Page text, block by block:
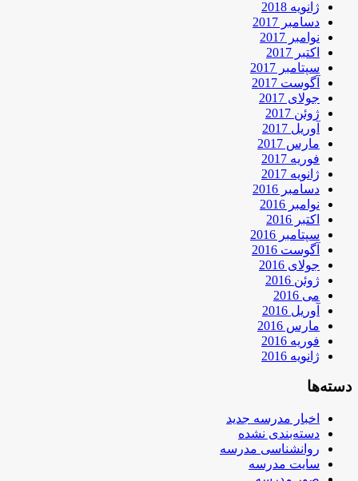
ژانویه 2018
دسامبر 2017
نوامبر 2017
اکتبر 2017
سپتامبر 2017
آگوست 2017
جولای 2017
ژوئن 2017
آوریل 2017
مارس 2017
فوریه 2017
ژانویه 2017
دسامبر 2016
نوامبر 2016
اکتبر 2016
سپتامبر 2016
آگوست 2016
جولای 2016
ژوئن 2016
می 2016
آوریل 2016
مارس 2016
فوریه 2016
ژانویه 2016
دسته‌ها
اخبار مدرسه جدید
دسته‌بندی نشده
روانشناسی مدرسه
سایت مدرسه